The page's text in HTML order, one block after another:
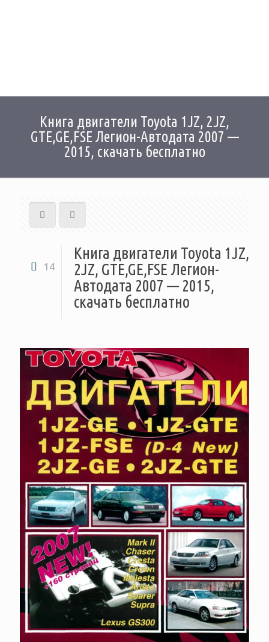
Книга двигатели Toyota 1JZ, 2JZ,
GTE,GE,FSE Легион-Автодата 2007 —
2015, скачать бесплатно
14
Книга двигатели Toyota 1JZ,
2JZ, GTE,GE,FSE Легион-
Автодата 2007 — 2015,
скачать бесплатно